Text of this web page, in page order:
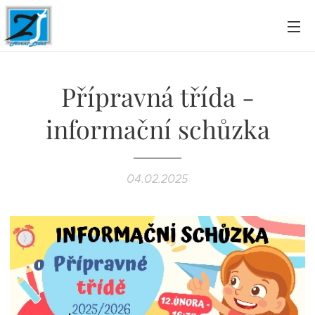
Přípravná třída -
informační schůzka
04.02.2025